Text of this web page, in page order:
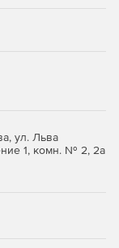
ул. Льва
1, комн. № 2, 2а